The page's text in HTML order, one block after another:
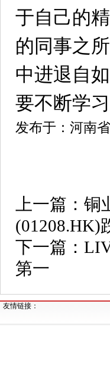
于自己的
的同事之
中进退自
要不断学
发布于：河南省
上一篇： 铜
(01208.HK)
下一篇：
第一
友情链接：